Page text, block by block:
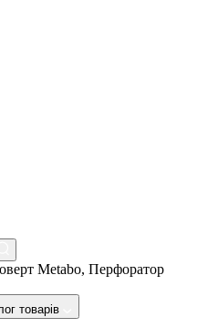
Metabo, Перфоратор
товарів